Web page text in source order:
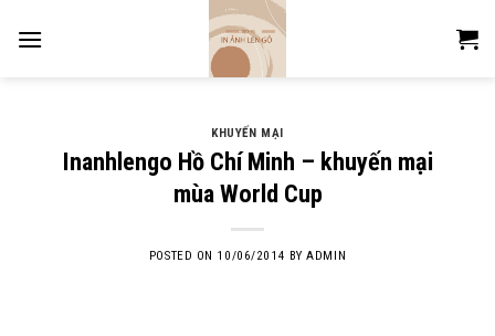
KHUYẾN MẠI
Inanhlengo Hồ Chí Minh – khuyến mại
mùa World Cup
POSTED ON 10/06/2014 BYADMIN